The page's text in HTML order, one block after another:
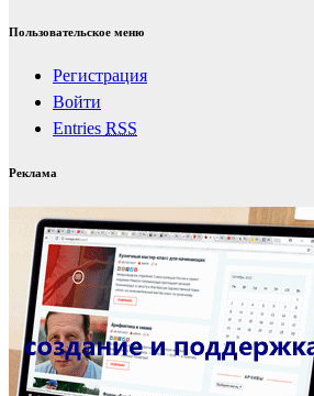
Пользовательское меню
Регистрация
Войти
Entries RSS
Реклама